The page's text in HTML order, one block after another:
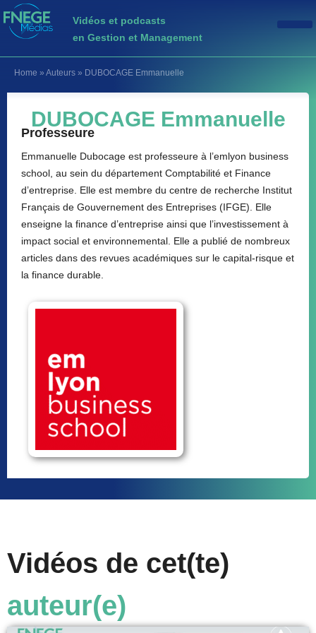
Vidéos et podcasts
en Gestion et Management
Home » Auteurs » DUBOCAGE Emmanuelle
DUBOCAGE Emmanuelle
Professeure
Emmanuelle Dubocage est professeure à l’emlyon business
school, au sein du département Comptabilité et Finance
d’entreprise. Elle est membre du centre de recherche Institut
Français de Gouvernement des Entreprises (IFGE). Elle
enseigne la finance d’entreprise ainsi que l’investissement à
impact social et environnemental. Elle a publié de nombreux
articles dans des revues académiques sur le capital-risque et
la finance durable.
Vidéos de cet(te)
auteur(e)